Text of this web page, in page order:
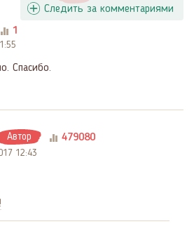
Следить за комментариями
1
Спасибо.
Автор 479080
12:43